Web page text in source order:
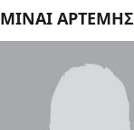
ΜΙΝΑΙ ΑΡΤΕΜΗΣ